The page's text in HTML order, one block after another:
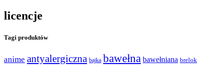
licencje
Tagi produktów
anime antyalergiczna bajka bawełna bawełniana brelok